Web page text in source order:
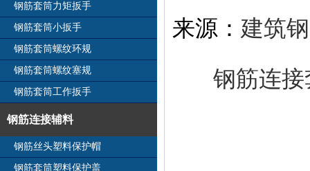
钢筋套筒力矩扳手
钢筋套筒小扳手
钢筋套筒螺纹环规
钢筋套筒螺纹塞规
钢筋套筒工作扳手
钢筋连接辅料
钢筋丝头塑料保护帽
钢筋套筒塑料保护盖
来源： 建筑
钢筋连